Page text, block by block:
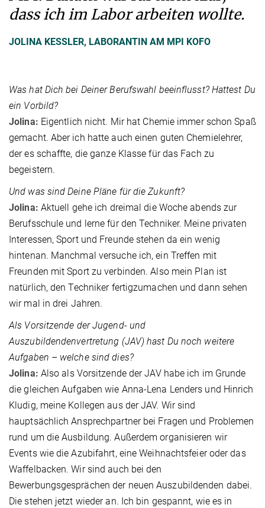
dass ich im Labor arbeiten wollte.
JOLINA KESSLER, LABORANTIN AM MPI KOFO
Was hat Dich bei Deiner Berufswahl beeinflusst? Hattest Du
ein Vorbild?
Jolina: Eigentlich nicht. Mir hat Chemie immer schon Spaß
gemacht. Aber ich hatte auch einen guten Chemielehrer,
der es schaffte, die ganze Klasse für das Fach zu
begeistern.
Und was sind Deine Pläne für die Zukunft?
Jolina: Aktuell gehe ich dreimal die Woche abends zur
Berufsschule und lerne für den Techniker. Meine privaten
Interessen, Sport und Freunde stehen da ein wenig
hintenan. Manchmal versuche ich, ein Treffen mit
Freunden mit Sport zu verbinden. Also mein Plan ist
natürlich, den Techniker fertigzumachen und dann sehen
wir mal in drei Jahren.
Als Vorsitzende der Jugend- und
Auszubildendenvertretung (JAV) hast Du noch weitere
Aufgaben – welche sind dies?
Jolina: Also als Vorsitzende der JAV habe ich im Grunde
die gleichen Aufgaben wie Anna-Lena Lenders und Hinrich
Kludig, meine Kollegen aus der JAV. Wir sind
hauptsächlich Ansprechpartner bei Fragen und Problemen
rund um die Ausbildung. Außerdem organisieren wir
Events wie die Azubifahrt, eine Weihnachtsfeier oder das
Waffelbacken. Wir sind auch bei den
Bewerbungsgesprächen der neuen Auszubildenden dabei.
Die stehen jetzt wieder an. Ich bin gespannt, wie es in